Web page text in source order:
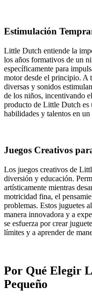
Estimulación
Little Dutch entiende la
los años formativos de un
específicamente para
motor desde el principio. A
diversas y sonidos
de los niños, incentivando
producto de Little Dutch es
habilidades y talentos en
Juegos Creativos
Los juegos creativos de
diversión y educación.
artísticamente mientras
motricidad fina, el
problemas. Estos juguetes
manera innovadora y a
se esfuerza por crear
límites y a aprender de
Por Qué Elegir
Pequeño